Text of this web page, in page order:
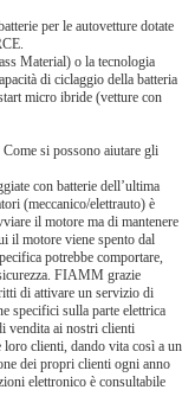
per le autovetture dotate
Material) o la tecnologia
di ciclaggio della batteria
micro ibride (vetture con
si possono aiutare gli
con batterie dell’ultima
(meccanico/elettrauto) è
il motore ma di mantenere
il motore viene spento dal
potrebbe comportare,
FIAMM grazie
di attivare un servizio di
specifici sulla parte elettrica
vendita ai nostri clienti
clienti, dando vita così a un
dei propri clienti ogni anno
elettronico è consultabile